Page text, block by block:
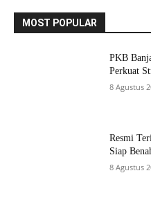
MOST POPULAR
PKB
Perkuat
8 Agustus
Resmi
Siap
8 Agustus